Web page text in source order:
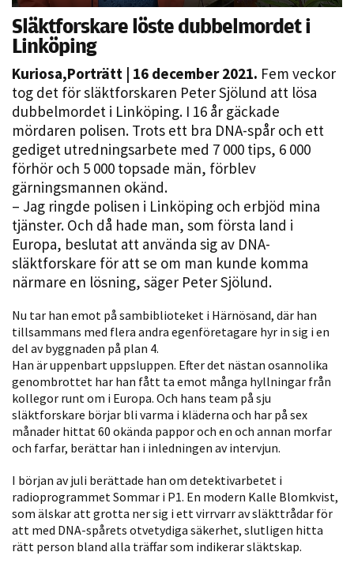
Släktforskare löste dubbelmordet i
Linköping
Kuriosa,Porträtt | 16 december 2021. Fem veckor
tog det för släktforskaren Peter Sjölund att lösa
dubbelmordet i Linköping. I 16 år gäckade
mördaren polisen. Trots ett bra DNA-spår och ett
gediget utredningsarbete med 7 000 tips, 6 000
förhör och 5 000 topsade män, förblev
gärningsmannen okänd.
– Jag ringde polisen i Linköping och erbjöd mina
tjänster. Och då hade man, som första land i
Europa, beslutat att använda sig av DNA-
släktforskare för att se om man kunde komma
närmare en lösning, säger Peter Sjölund.
Nu tar han emot på sambiblioteket i Härnösand, där han
tillsammans med flera andra egenföretagare hyr in sig i en
del av byggnaden på plan 4.
Han är uppenbart uppsluppen. Efter det nästan osannolika
genombrottet har han fått ta emot många hyllningar från
kollegor runt om i Europa. Och hans team på sju
släktforskare börjar bli varma i kläderna och har på sex
månader hittat 60 okända pappor och en och annan morfar
och farfar, berättar han i inledningen av intervjun.
I början av juli berättade han om detektivarbetet i
radioprogrammet Sommar i P1. En modern Kalle Blomkvist,
som älskar att grotta ner sig i ett virrvarr av släkttrådar för
att med DNA-spårets otvetydiga säkerhet, slutligen hitta
rätt person bland alla träffar som indikerar släktskap.
Nödvändiga
Dessa kakor
går inte att
välja bort. De
behövs för
att hemsidan
över huvud
taget ska
Statistik
För att vi ska
kunna
hemsidans
funktionalitet
och
uppbyggnad,